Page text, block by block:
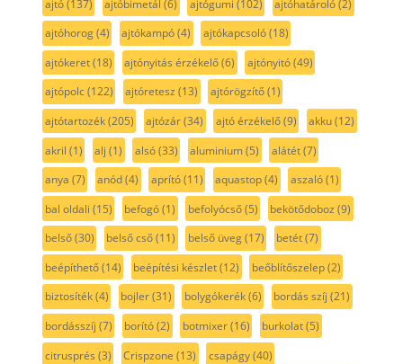
ajtó(137) ajtóbimetál (6) ajtógumi (102) ajtóhatároló(2)
ajtóhorog(4) ajtókampó(4) ajtókapcsoló(18)
ajtókeret(18) ajtónyitás érzékelő(6) ajtónyitó(49)
ajtópolc(122) ajtóretesz (13) ajtórögzítő(1)
ajtótartozék(205) ajtózár(34) ajtó érzékelő(9) akku(12)
akril (1) alj (1) alsó(33) aluminium(5) alátét(7)
anya (7) anód(4) aprító(11) aquastop(4) aszaló(1)
bal oldali (15) befogó(1) befolyócső(5) bekötődoboz (9)
belső(30) belső cső(11) belső üveg(17) betét(7)
beépíthető(14) beépítési készlet(12) beőblítőszelep(2)
biztosíték(4) bojler(31) bolygókerék(6) bordás szíj (21)
bordásszíj (7) borító(2) botmixer(16) burkolat(5)
citrusprés (3) Crispzone (13) csapágy(40)